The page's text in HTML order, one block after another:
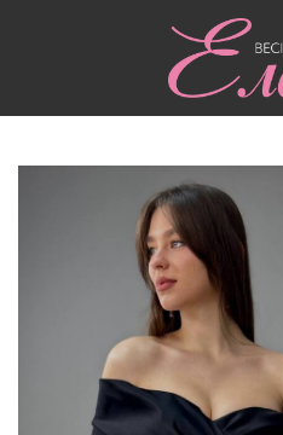
Випускні сукні